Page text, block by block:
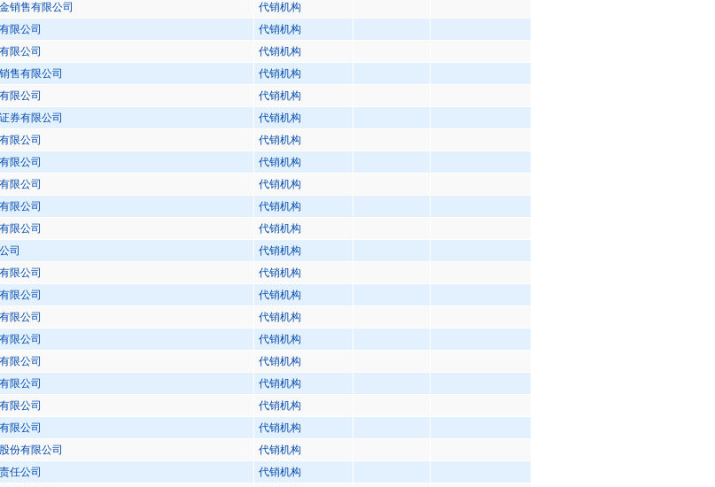
销售有限公司
代销机构
限公司
代销机构
限公司
代销机构
售有限公司
代销机构
限公司
代销机构
券有限公司
代销机构
限公司
代销机构
限公司
代销机构
限公司
代销机构
限公司
代销机构
限公司
代销机构
司
代销机构
限公司
代销机构
限公司
代销机构
限公司
代销机构
限公司
代销机构
限公司
代销机构
限公司
代销机构
限公司
代销机构
限公司
代销机构
份有限公司
代销机构
任公司
代销机构